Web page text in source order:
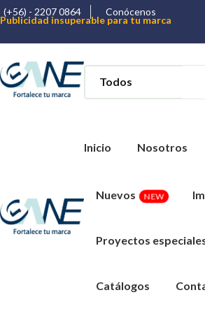
(+56) - 2207 0864 Conócenos
Publicidad insuperable para tu marca
Inicio Nosotros
Nuevos NEW
Proyectos
Catálogos